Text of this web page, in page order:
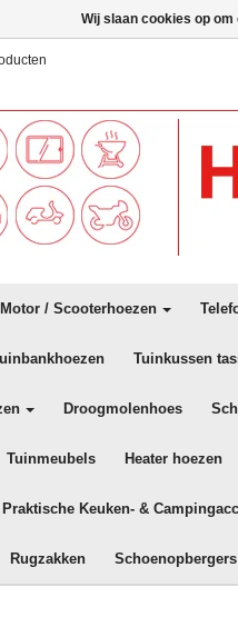
Motor / Scooterhoezen
Tuinkussen
Droogmolenhoes
Tuinmeubels Heater hoezen
Praktische Keuken- &
Rugzakken Schoenopbergers
Wij slaan cookies op